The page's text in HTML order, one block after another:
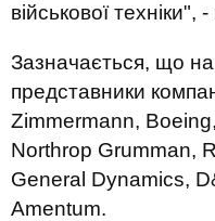
військової техніки",
Зазначається, що на
представники
Zimmermann,
Northrop Grumman,
General Dynamics,
Amentum.